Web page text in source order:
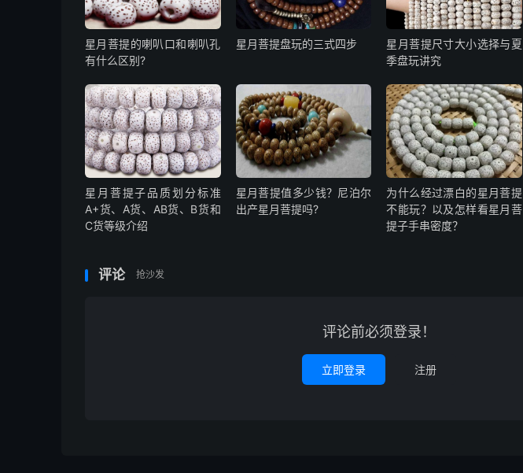
星月菩提的喇叭口和喇叭孔
有什么区别?
星月菩提盘玩的三式四步
星月菩提尺寸大小选择与夏
季盘玩讲究
星月菩提子品质划分标准
A+货、A货、AB货、B货和
C货等级介绍
星月菩提值多少钱？尼泊尔
出产星月菩提吗?
为什么经过漂白的星月菩提
不能玩？以及怎样看星月菩
提子手串密度？
评论 抢沙发
评论前必须登录！
立即登录 注册